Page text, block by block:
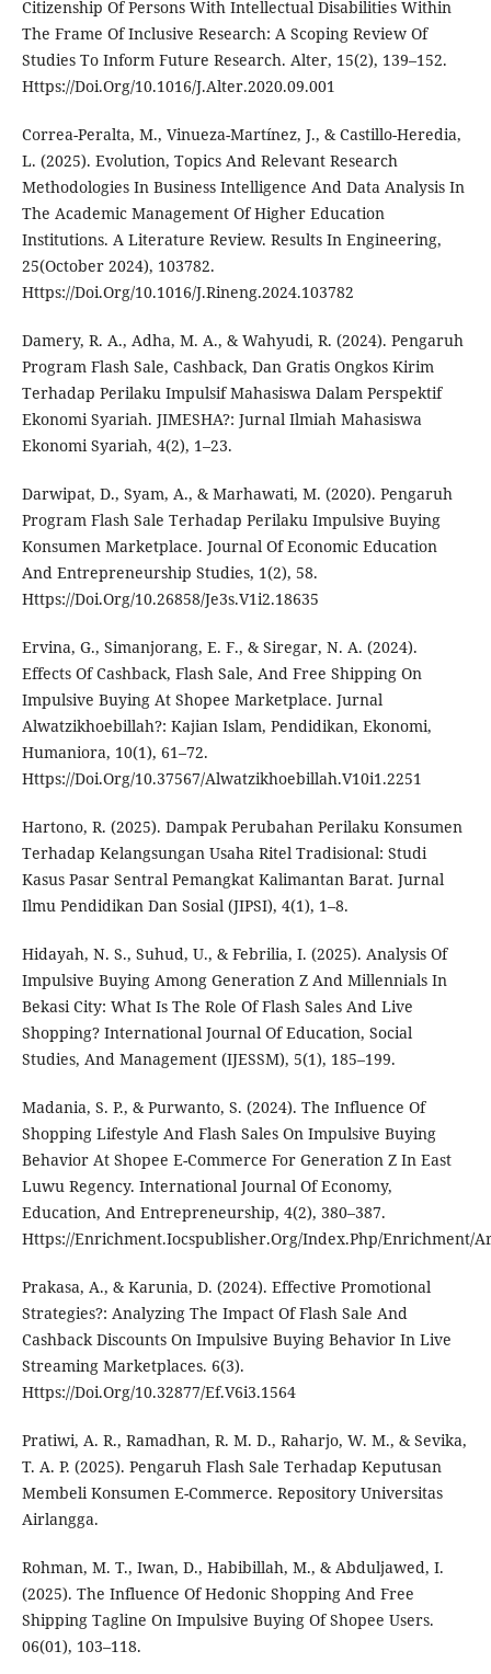
Citizenship Of Persons With Intellectual Disabilities Within
The Frame Of Inclusive Research: A Scoping Review Of
Studies To Inform Future Research. Alter, 15(2), 139–152.
Https://Doi.Org/10.1016/J.Alter.2020.09.001
Correa-Peralta, M., Vinueza-Martínez, J., & Castillo-Heredia,
L. (2025). Evolution, Topics And Relevant Research
Methodologies In Business Intelligence And Data Analysis In
The Academic Management Of Higher Education
Institutions. A Literature Review. Results In Engineering,
25(October 2024), 103782.
Https://Doi.Org/10.1016/J.Rineng.2024.103782
Damery, R. A., Adha, M. A., & Wahyudi, R. (2024). Pengaruh
Program Flash Sale, Cashback, Dan Gratis Ongkos Kirim
Terhadap Perilaku Impulsif Mahasiswa Dalam Perspektif
Ekonomi Syariah. JIMESHA?: Jurnal Ilmiah Mahasiswa
Ekonomi Syariah, 4(2), 1–23.
Darwipat, D., Syam, A., & Marhawati, M. (2020). Pengaruh
Program Flash Sale Terhadap Perilaku Impulsive Buying
Konsumen Marketplace. Journal Of Economic Education
And Entrepreneurship Studies, 1(2), 58.
Https://Doi.Org/10.26858/Je3s.V1i2.18635
Ervina, G., Simanjorang, E. F., & Siregar, N. A. (2024).
Effects Of Cashback, Flash Sale, And Free Shipping On
Impulsive Buying At Shopee Marketplace. Jurnal
Alwatzikhoebillah?: Kajian Islam, Pendidikan, Ekonomi,
Humaniora, 10(1), 61–72.
Https://Doi.Org/10.37567/Alwatzikhoebillah.V10i1.2251
Hartono, R. (2025). Dampak Perubahan Perilaku Konsumen
Terhadap Kelangsungan Usaha Ritel Tradisional: Studi
Kasus Pasar Sentral Pemangkat Kalimantan Barat. Jurnal
Ilmu Pendidikan Dan Sosial (JIPSI), 4(1), 1–8.
Hidayah, N. S., Suhud, U., & Febrilia, I. (2025). Analysis Of
Impulsive Buying Among Generation Z And Millennials In
Bekasi City: What Is The Role Of Flash Sales And Live
Shopping? International Journal Of Education, Social
Studies, And Management (IJESSM), 5(1), 185–199.
Madania, S. P., & Purwanto, S. (2024). The Influence Of
Shopping Lifestyle And Flash Sales On Impulsive Buying
Behavior At Shopee E-Commerce For Generation Z In East
Luwu Regency. International Journal Of Economy,
Education, And Entrepreneurship, 4(2), 380–387.
Https://Enrichment.Iocspublisher.Org/Index.Php/Enrichment/
Prakasa, A., & Karunia, D. (2024). Effective Promotional
Strategies?: Analyzing The Impact Of Flash Sale And
Cashback Discounts On Impulsive Buying Behavior In Live
Streaming Marketplaces. 6(3).
Https://Doi.Org/10.32877/Ef.V6i3.1564
Pratiwi, A. R., Ramadhan, R. M. D., Raharjo, W. M., & Sevika,
T. A. P. (2025). Pengaruh Flash Sale Terhadap Keputusan
Membeli Konsumen E-Commerce. Repository Universitas
Airlangga.
Rohman, M. T., Iwan, D., Habibillah, M., & Abduljawed, I.
(2025). The Influence Of Hedonic Shopping And Free
Shipping Tagline On Impulsive Buying Of Shopee Users.
06(01), 103–118.